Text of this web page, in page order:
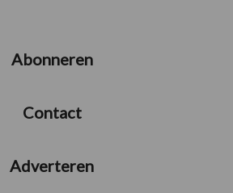
Abonneren
Contact
Adverteren